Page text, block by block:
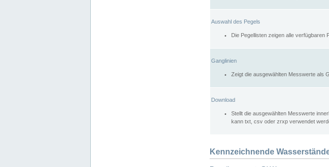
Auswahl des Pegels
Die Pegellisten zeigen alle verfügbaren
Ganglinien
Zeigt die ausgewählten Messwerte als
Download
Stellt die ausgewählten Messwerte
kann txt, csv oder zrxp verwendet
Kennzeichnende